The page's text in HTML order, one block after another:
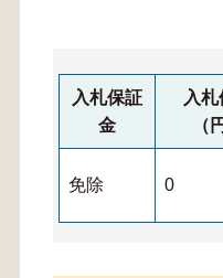
入札保証
金
入
（
免除 0